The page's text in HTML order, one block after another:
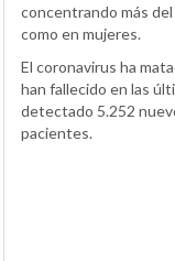
concentrando más
como en mujeres.
El coronavirus ha
han fallecido en las
detectado 5.252
pacientes.